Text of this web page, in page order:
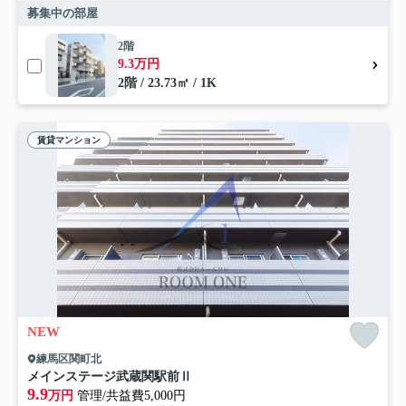
募集中の部屋
2階
9.3万円
2階 / 23.73㎡ / 1K
賃貸マンション
NEW
練馬区関町北
メインステージ武蔵関駅前Ⅱ
9.9万円 管理/共益費5,000円